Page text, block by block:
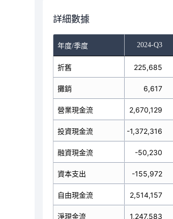
詳細數據
年度/季度
2024-Q2 2024-Q3
折舊
攤銷
營業現金流
投資現金流
融資現金流
資本支出
自由現金流
淨現金流
213,222 225,685
6,617
-231,291 2,670,129
1,967,920 -1,372,316
-3,712,820 -50,230
-166,459 -155,972
-397,750 2,514,157
-1,976,191 1,247,583